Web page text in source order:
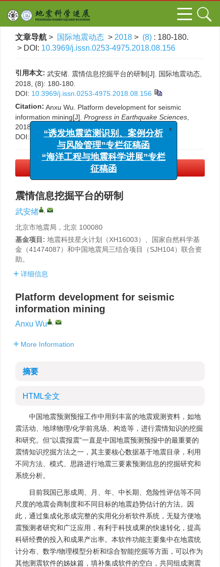
文章导航 > 国际地震动态 > 2018 > (8) : 180-180.
> DOI: 10.3969/j.issn.0253-4975.2018.08.156
引用本文: 武安绪. 震情信息挖掘平台的研制[J]. 国际地震动态,
2018, (8): 180-180.
DOI: 10.3969/j.issn.0253-4975.2018.08.156
Citation: Anxu Wu. Platform development for seismic
information mining[J]. Progress in Earthquake Sciences
2018, (8): 180-180.
DOI:
10.3969/j.issn.0253-4975.2018.08.156
PDF下载
震情信息挖掘平台的研制
武安绪 ,
北京市地震局，北京 100080
基金项目: 地震科技星火计划（XH16003）、国家自然科学基
金（41474087）和中国地震局三结合项目（SJH104）联合资
助。
详细信息
Platform development for seismic
information mining
Anxu Wu ,
More Information
摘要
HTML全文
中国地震预测预报工作中用到丰富的地震观测资料，如地
震活动、地球物理/化学前兆场、构造等，进行震情知识的挖掘
和研究。但“以震报震”一直是中国地震预测预报中的最重要的
震情知识挖掘方法之一，其主要核心数据基于地震目录，利用
不同方法、模式、思路进行地震三要素预测信息的挖掘研究和
系统分析。
目前我国已形成周、月、年、中长期、危险性评估等不同
尺度的地震会商制度和不同目标的地震趋势估计的方法。因
此，通过集成化形成完整的实用化分析软件系统，无疑方便地
震预测者研究和广泛应用，有利于科技成果的快速转化，提高
科研经费的投入和成果产出率。本软件功能主要集中在地震统
计分布、数学/物理模型分析和综合智能挖掘等方面，可以作为
其他测震软件的姊妹篇，填补集成软件的空白，共同组成测震
“诱发地震监测识别、案例分析
与风险管理”专栏征稿函
“海洋工程与地震科学进展”专栏
征稿函